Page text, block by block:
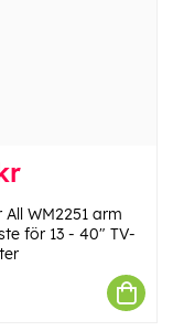
All WM2251 arm
för 13 - 40" TV-